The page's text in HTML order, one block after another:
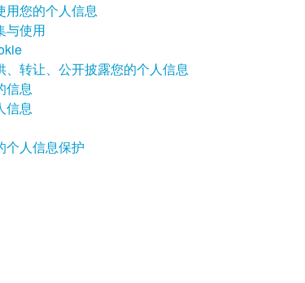
用您的个人信息
与使用
、转让、公开披露您的个人信息
信息
信息
个人信息保护